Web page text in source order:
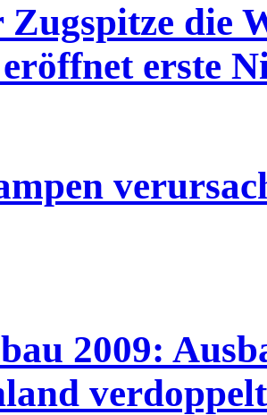
Zugspitze die
erste
2009:
verdoppelt